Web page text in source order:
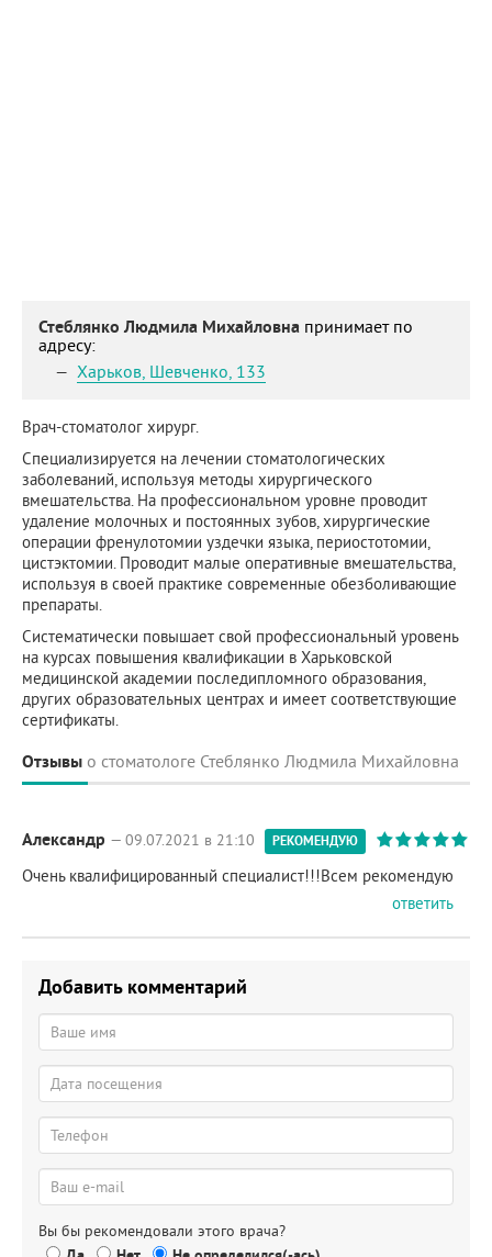
Стеблянко Людмила Михайловна принимает по
адресу:
Харьков, Шевченко, 133
Врач-стоматолог хирург.
Специализируется на лечении стоматологических
заболеваний, используя методы хирургического
вмешательства. На профессиональном уровне проводит
удаление молочных и постоянных зубов, хирургические
операции френулотомии уздечки языка, периостотомии,
цистэктомии. Проводит малые оперативные вмешательства,
используя в своей практике современные обезболивающие
препараты.
Систематически повышает свой профессиональный уровень
на курсах повышения квалификации в Харьковской
медицинской академии последипломного образования,
других образовательных центрах и имеет соответствующие
сертификаты.
Отзывы о стоматологе Стеблянко Людмила Михайловна
Александр — 09.07.2021 в 21:10 РЕКОМЕНДУЮ
Очень квалифицированный специалист!!!Всем рекомендую
ответить
Добавить комментарий
Вы бы рекомендовали этого врача?